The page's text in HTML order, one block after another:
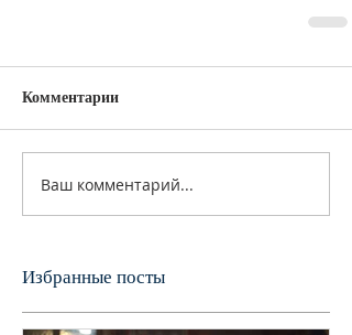
Комментарии
Ваш комментарий...
Избранные посты